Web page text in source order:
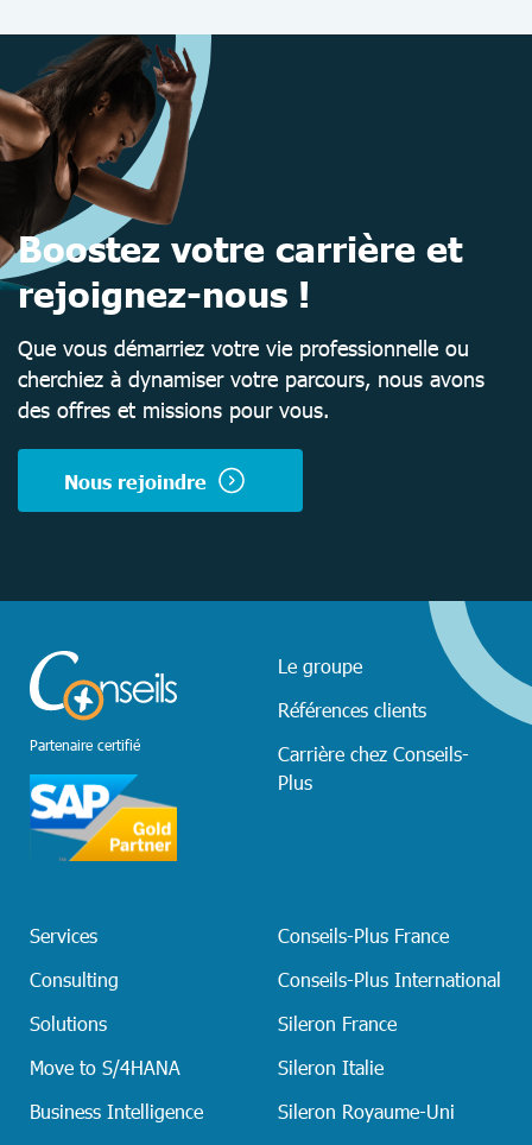
Boostez votre carrière et
rejoignez-nous !
Que vous démarriez votre vie professionnelle ou
cherchiez à dynamiser votre parcours, nous avons
des offres et missions pour vous.
Nous rejoindre
Partenaire certifié
Le groupe
Références clients
Carrière chez Conseils-
Plus
Services
Consulting
Solutions
Move to S/4HANA
Business Intelligence
Conseils-Plus France
Conseils-Plus International
Sileron France
Sileron Italie
Sileron Royaume-Uni